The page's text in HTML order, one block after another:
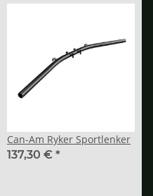
Can-Am Ryker Sportlenker
137,30 € *